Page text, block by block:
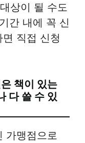
상이 될 수도
간 내에 꼭 신
직접 신청
책이 있는
다 쓸 수 있
가맹점으로